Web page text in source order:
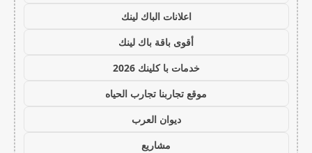
اعلانات الباك لينك
أقوى باقة باك لينك
خدمات با كلينك 2026
موقع تجاربنا تجارب الحياه
ديوان العرب
مشاريع